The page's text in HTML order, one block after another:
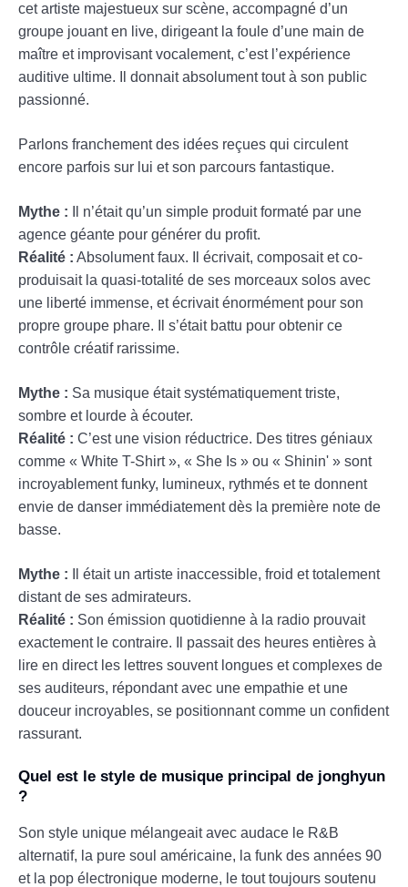
cet artiste majestueux sur scène, accompagné d’un
groupe jouant en live, dirigeant la foule d’une main de
maître et improvisant vocalement, c’est l’expérience
auditive ultime. Il donnait absolument tout à son public
passionné.
Parlons franchement des idées reçues qui circulent
encore parfois sur lui et son parcours fantastique.
Mythe : Il n’était qu’un simple produit formaté par une
agence géante pour générer du profit.
Réalité : Absolument faux. Il écrivait, composait et co-
produisait la quasi-totalité de ses morceaux solos avec
une liberté immense, et écrivait énormément pour son
propre groupe phare. Il s’était battu pour obtenir ce
contrôle créatif rarissime.
Mythe : Sa musique était systématiquement triste,
sombre et lourde à écouter.
Réalité : C’est une vision réductrice. Des titres géniaux
comme « White T-Shirt », « She Is » ou « Shinin' » sont
incroyablement funky, lumineux, rythmés et te donnent
envie de danser immédiatement dès la première note de
basse.
Mythe : Il était un artiste inaccessible, froid et totalement
distant de ses admirateurs.
Réalité : Son émission quotidienne à la radio prouvait
exactement le contraire. Il passait des heures entières à
lire en direct les lettres souvent longues et complexes de
ses auditeurs, répondant avec une empathie et une
douceur incroyables, se positionnant comme un confident
rassurant.
Quel est le style de musique principal de jonghyun
?
Son style unique mélangeait avec audace le R&B
alternatif, la pure soul américaine, la funk des années 90
et la pop électronique moderne, le tout toujours soutenu